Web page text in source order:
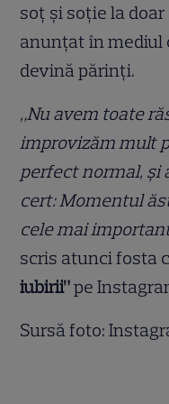
soț și soție la
anunțat în mediul
devină părinți.
„Nu avem toate
improvizăm mult
perfect normal, și
cert: Momentul
cele mai
scris atunci fosta
iubirii”pe
Sursă foto: